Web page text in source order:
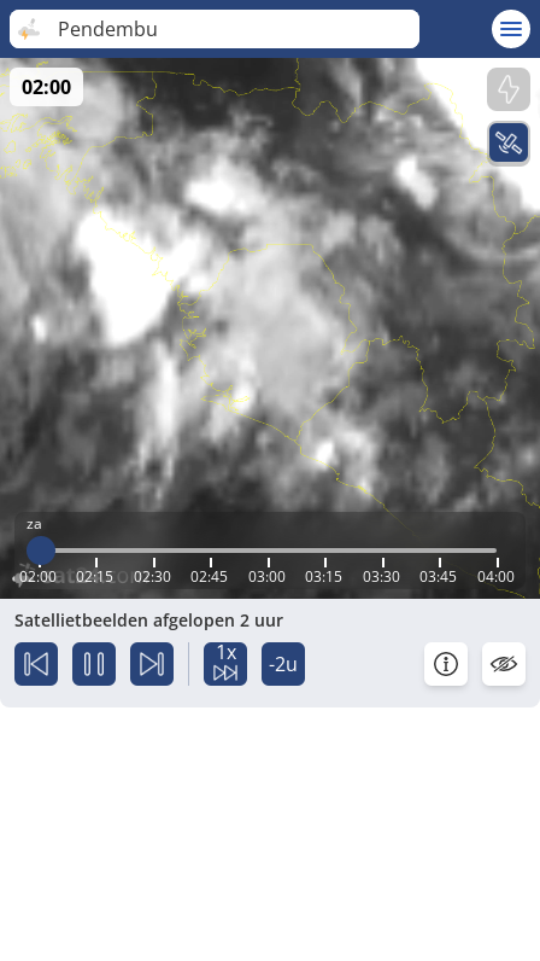
Pendembu
za
02:00 02:15 02:30 02:45 03:00 03:15 03:30 03:45 04:00
02:00
Satellietbeelden afgelopen 2 uur
1x -2u